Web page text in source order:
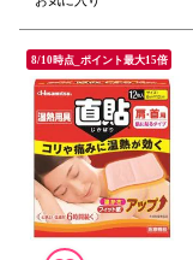
8/10時点_ポイント最大15倍